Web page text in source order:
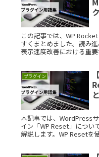
この記事では、WP
すくまとめました。読み
表示速度改善における重
プラグイン
本記事では、WordPress
イン「WP Reset」につい
解説します。WP Resetを